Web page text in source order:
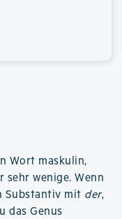
Wort maskulin,
wenige. Wenn
Substantiv mit der,
das Genus